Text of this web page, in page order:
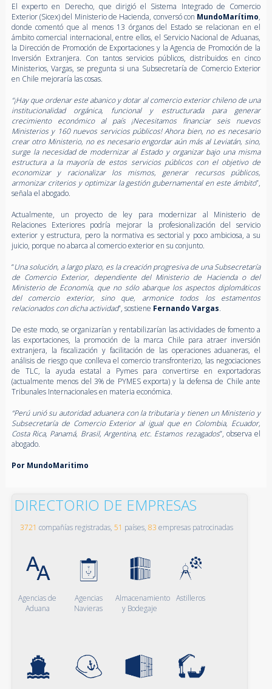
El experto en Derecho, que dirigió el Sistema Integrado de Comercio
Exterior (Sicex) del Ministerio de Hacienda, conversó con MundoMarítimo,
donde comentó que al menos 13 órganos del Estado se relacionan en el
ámbito comercial internacional, entre ellos, el Servicio Nacional de Aduanas,
la Dirección de Promoción de Exportaciones y la Agencia de Promoción de la
Inversión Extranjera. Con tantos servicios públicos, distribuidos en cinco
Ministerios, Vargas, se pregunta si una Subsecretaría de Comercio Exterior
en Chile mejoraría las cosas.
“¡Hay que ordenar este abanico y dotar al comercio exterior chileno de una
institucionalidad orgánica, funcional y estructurada para generar
crecimiento económico al país ¡Necesitamos financiar seis nuevos
Ministerios y 160 nuevos servicios públicos! Ahora bien, no es necesario
crear otro Ministerio, no es necesario engordar aún más al Leviatán, sino,
surge la necesidad de modernizar al Estado y organizar bajo una misma
estructura a la mayoría de estos servicios públicos con el objetivo de
economizar y racionalizar los mismos, generar recursos públicos,
armonizar criterios y optimizar la gestión gubernamental en este ámbito”,
señala el abogado.
Actualmente, un proyecto de ley para modernizar al Ministerio de
Relaciones Exteriores podría mejorar la profesionalización del servicio
exterior y estructura, pero la normativa es sectorial y poco ambiciosa, a su
juicio, porque no abarca al comercio exterior en su conjunto.
“Una solución, a largo plazo, es la creación progresiva de una Subsecretaría
de Comercio Exterior, dependiente del Ministerio de Hacienda o del
Ministerio de Economía, que no sólo abarque los aspectos diplomáticos
del comercio exterior, sino que, armonice todos los estamentos
relacionados con dicha actividad”, sostiene Fernando Vargas.
De este modo, se organizarían y rentabilizarían las actividades de fomento a
las exportaciones, la promoción de la marca Chile para atraer inversión
extranjera, la fiscalización y facilitación de las operaciones aduaneras, el
análisis de riesgo que conlleva el comercio transfronterizo, las negociaciones
de TLC, la ayuda estatal a Pymes para convertirse en exportadoras
(actualmente menos del 3% de PYMES exporta) y la defensa de Chile ante
Tribunales Internacionales en materia económica.
“Perú unió su autoridad aduanera con la tributaria y tienen un Ministerio y
Subsecretaría de Comercio Exterior al igual que en Colombia, Ecuador,
Costa Rica, Panamá, Brasil, Argentina, etc. Estamos rezagados”, observa el
abogado.
Por MundoMaritimo
DIRECTORIO DE EMPRESAS
3721 compañías registradas, 51 países, 83 empresas patrocinadas
Agencias de
Aduana
Agencias
Navieras
Almacenamiento
y Bodegaje
Astilleros